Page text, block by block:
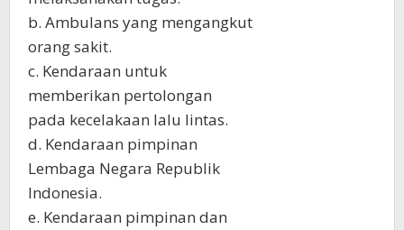
b. Ambulans yang mengangkut
orang sakit.
c. Kendaraan untuk
memberikan pertolongan
pada kecelakaan lalu lintas.
d. Kendaraan pimpinan
Lembaga Negara Republik
Indonesia.
e. Kendaraan pimpinan dan